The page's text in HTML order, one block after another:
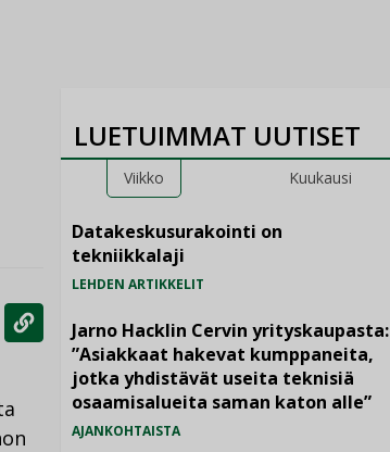
KOPIOI
LINKKI
LUETUIMMAT UUTISET
Viikko Kuukausi
Datakeskusurakointi on
tekniikkalaji
LEHDEN ARTIKKELIT
Jarno Hacklin Cervin yrityskaupasta:
”Asiakkaat hakevat kumppaneita,
jotka yhdistävät useita teknisiä
osaamisalueita saman katon alle”
AJANKOHTAISTA